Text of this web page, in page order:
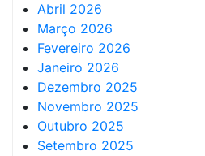
Abril 2026
Março 2026
Fevereiro 2026
Janeiro 2026
Dezembro 2025
Novembro 2025
Outubro 2025
Setembro 2025